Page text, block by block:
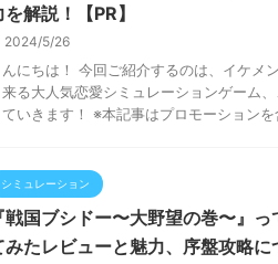
を解説！【PR】
2024/5/26
にちは！ 今回ご紹介するのは、イケメ
る大人気恋愛シミュレーションゲーム
いきます！ ※本記事はプロモーション
シミュレーション
戦国ブシドー〜大野望の巻〜』
みたレビューと魅力、序盤攻略に